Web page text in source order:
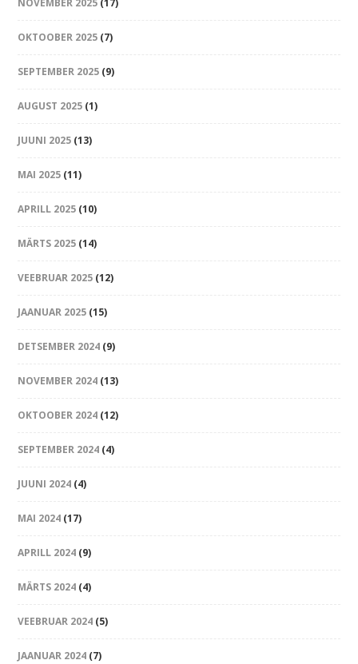
NOVEMBER 2025 (17)
OKTOOBER 2025 (7)
SEPTEMBER 2025 (9)
AUGUST 2025 (1)
JUUNI 2025 (13)
MAI 2025 (11)
APRILL 2025 (10)
MÄRTS 2025 (14)
VEEBRUAR 2025 (12)
JAANUAR 2025 (15)
DETSEMBER 2024 (9)
NOVEMBER 2024 (13)
OKTOOBER 2024 (12)
SEPTEMBER 2024 (4)
JUUNI 2024 (4)
MAI 2024 (17)
APRILL 2024 (9)
MÄRTS 2024 (4)
VEEBRUAR 2024 (5)
JAANUAR 2024 (7)